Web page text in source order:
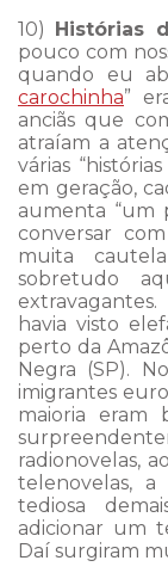
10) Histórias
pouco com
quando eu
carochinha”
anciãs que
atraíam a
várias
em geração,
aumenta “um
conversar
muita
sobretudo
havia visto
perto da
Negra (SP).
imigrantes
maioria eram
radionovelas,
telenovelas, a
tediosa
adicionar um
Daí surgiram